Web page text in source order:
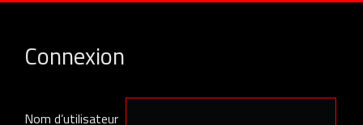
Connexion
Nom d’utilisateur